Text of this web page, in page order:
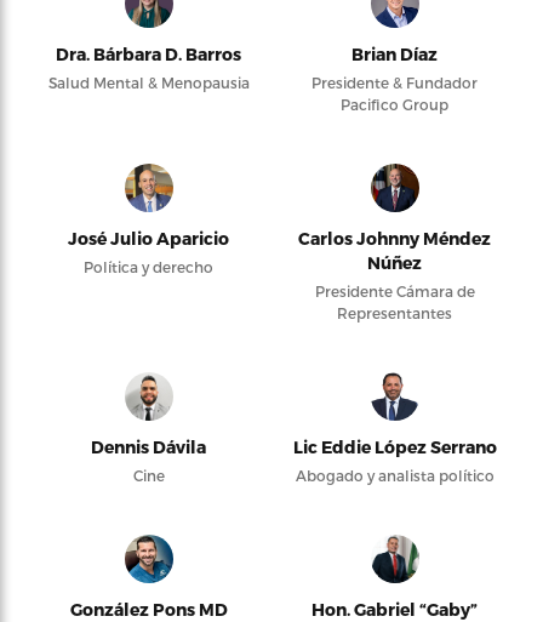
Dra. Bárbara D. Barros
Salud Mental & Menopausia
Brian Díaz
Presidente & Fundador
Pacifico Group
José Julio Aparicio
Política y derecho
Carlos Johnny Méndez
Núñez
Presidente Cámara de
Representantes
Dennis Dávila
Cine
Lic Eddie López Serrano
Abogado y analista político
González Pons MD
Hon. Gabriel “Gaby”